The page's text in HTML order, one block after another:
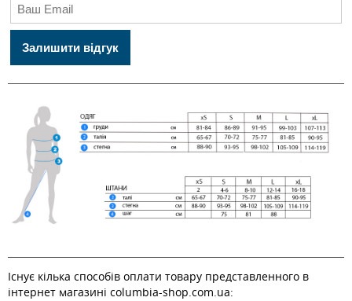
Залишити відгук
Існує кілька способів оплати товару представленного в
інтернет магазині columbia-shop.com.ua: